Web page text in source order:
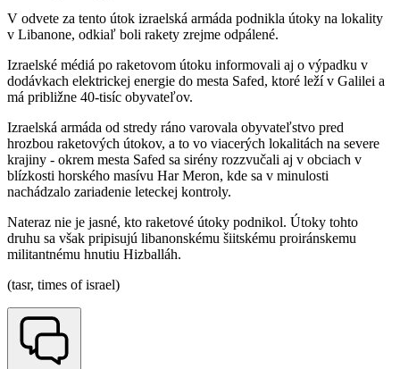
V odvete za tento útok izraelská armáda podnikla útoky na lokality
v Libanone, odkiaľ boli rakety zrejme odpálené.
Izraelské médiá po raketovom útoku informovali aj o výpadku v
dodávkach elektrickej energie do mesta Safed, ktoré leží v Galilei a
má približne 40-tisíc obyvateľov.
Izraelská armáda od stredy ráno varovala obyvateľstvo pred
hrozbou raketových útokov, a to vo viacerých lokalitách na severe
krajiny - okrem mesta Safed sa sirény rozzvučali aj v obciach v
blízkosti horského masívu Har Meron, kde sa v minulosti
nachádzalo zariadenie leteckej kontroly.
Nateraz nie je jasné, kto raketové útoky podnikol. Útoky tohto
druhu sa však pripisujú libanonskému šiitskému proiránskemu
militantnému hnutiu Hizballáh.
(tasr, times of israel)